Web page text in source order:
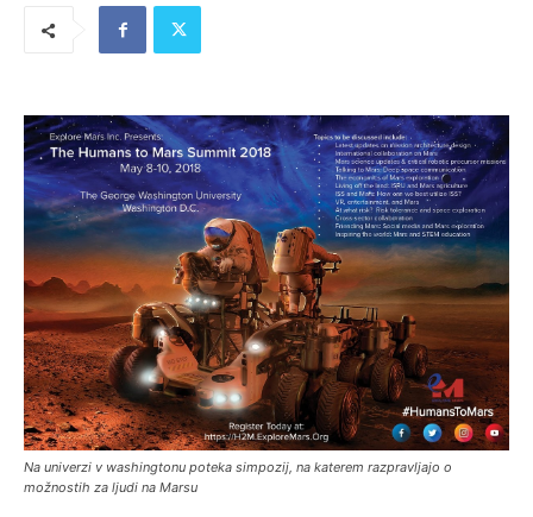
Na univerzi v washingtonu poteka simpozij, na katerem razpravljajo o
možnostih za ljudi na Marsu